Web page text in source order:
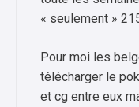
« seulement »
Pour moi les
télécharger le
et cg entre eux